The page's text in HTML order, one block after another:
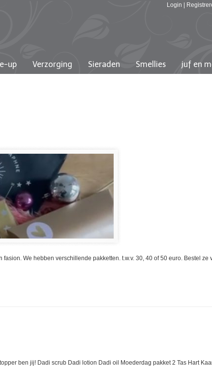
Login
up Verzorging Sieraden Smellies juf en
We hebben verschillende pakketten. t.w.v. 30, 40 of 50 euro. Bestel ze
ben jij! Dadi scrub Dadi lotion Dadi oil Moederdag pakket 2 Tas Hart